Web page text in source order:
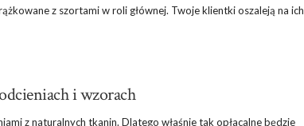
z szortami w roli głównej. Twoje klientki oszaleją na ich
i wzorach
z naturalnych tkanin. Dlatego właśnie tak opłacalne będzie